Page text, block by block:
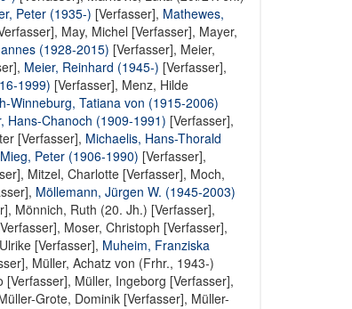
Peter (1935-) [Verfasser], Mathewes,
, May, Michel [Verfasser], Mayer,
(1928-2015) [Verfasser], Meier,
, Meier, Reinhard (1945-) [Verfasser],
1999) [Verfasser], Menz, Hilde
Winneburg, Tatiana von (1915-2006)
Hans-Chanoch (1909-1991) [Verfasser],
[Verfasser], Michaelis, Hans-Thorald
Mieg, Peter (1906-1990) [Verfasser],
, Mitzel, Charlotte [Verfasser], Moch,
, Möllemann, Jürgen W. (1945-2003)
Mönnich, Ruth (20. Jh.) [Verfasser],
, Moser, Christoph [Verfasser],
[Verfasser], Muheim, Franziska
, Müller, Achatz von (Frhr., 1943-)
[Verfasser], Müller, Ingeborg [Verfasser],
Grote, Dominik [Verfasser], Müller-